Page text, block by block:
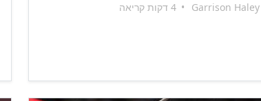
Garrison Haley
•